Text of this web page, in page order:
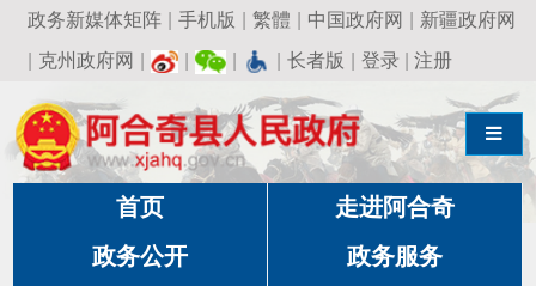
政务新媒体矩阵 | 手机版 繁體 | 中国政府网 | 新疆政府网
克州政府网 | | | 长者版 | 登录|注册
导航切换
首页 走进阿合奇
政务公开 政务服务
互动交流 数据开放